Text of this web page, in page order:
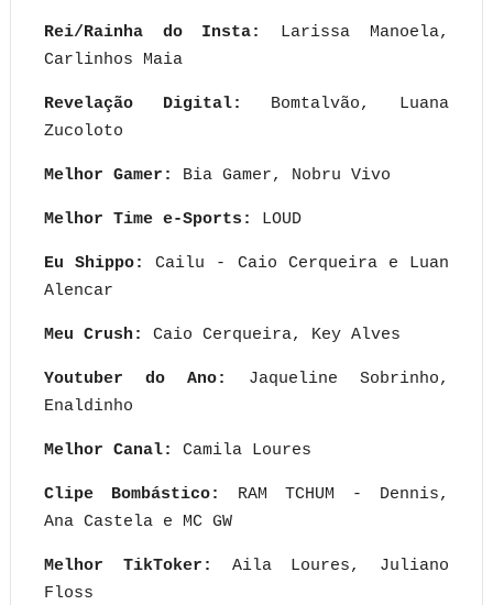
Rei/Rainha do Insta: Larissa Manoela,
Carlinhos Maia
Revelação Digital:
Bomtalvão, Luana
Zucoloto
Melhor Gamer: Bia Gamer, Nobru Vivo
Melhor Time e-Sports: LOUD
Eu Shippo:
Cailu - Caio Cerqueira e Luan
Alencar
Meu Crush: Caio Cerqueira, Key Alves
Youtuber do Ano:
Jaqueline Sobrinho,
Enaldinho
Melhor Canal: Camila Loures
Clipe Bombástico: RAM TCHUM - Dennis,
Ana Castela e MC GW
Melhor TikToker: Aila Loures, Juliano
Floss